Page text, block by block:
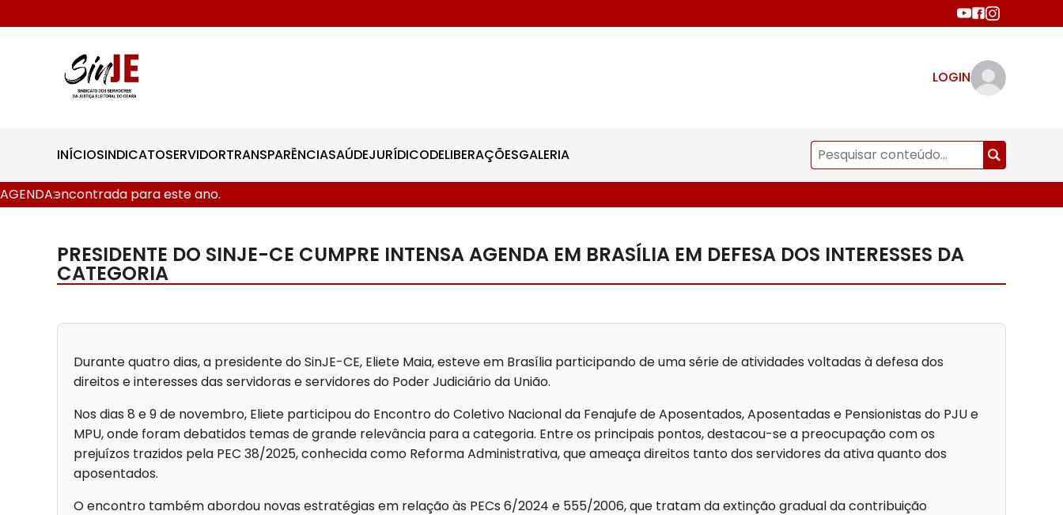
LOGIN
INÍCIOSINDICATOSERVIDORTRANSPARÊNCIASAÚDEJURÍDICODELIBERAÇÕESGALERIA
AGENDA:
data encontrada para este ano.
PRESIDENTE DO SINJE-CE CUMPRE INTENSA AGENDA EM BRASÍLIA EM DEFESA DOS INTERESSES DA
CATEGORIA
Durante quatro dias, a presidente do SinJE-CE, Eliete Maia, esteve em Brasília participando de uma série de atividades voltadas à defesa dos
direitos e interesses das servidoras e servidores do Poder Judiciário da União.
Nos dias 8 e 9 de novembro, Eliete participou do Encontro do Coletivo Nacional da Fenajufe de Aposentados, Aposentadas e Pensionistas do PJU e
MPU, onde foram debatidos temas de grande relevância para a categoria. Entre os principais pontos, destacou-se a preocupação com os
prejuízos trazidos pela PEC 38/2025, conhecida como Reforma Administrativa, que ameaça direitos tanto dos servidores da ativa quanto dos
aposentados.
O encontro também abordou novas estratégias em relação às PECs 6/2024 e 555/2006, que tratam da extinção gradual da contribuição